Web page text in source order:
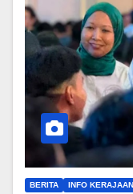
BERITA INFO KERAJAAN